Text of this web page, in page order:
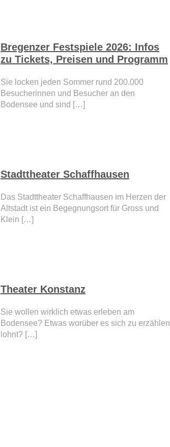
Bregenzer Festspiele 2026: Infos
zu Tickets, Preisen und Programm
Sie locken jeden Sommer rund 200.000
Besucherinnen und Besucher an den
Bodensee und sind […]
Stadttheater Schaffhausen
Das Stadttheater Schaffhausen im Herzen der
Altstadt ist ein Begegnungsort für Gross und
Klein […]
Theater Konstanz
Sie wollen wirklich etwas erleben am
Bodensee? Etwas worüber es sich zu erzählen
lohnt? […]